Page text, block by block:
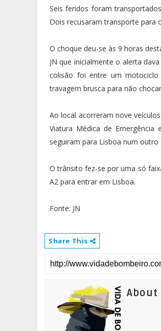
Seis feridos foram
Dois recusaram transporte para
O choque deu-se às 9 horas
JN que inicialmente o alerta
colisão foi entre um
travagem brusca para não
Ao local acorreram nove
Viatura Médica de
seguiram para Lisboa num outro
O trânsito fez-se por uma só
A2 para entrar em Lisboa.
Fonte: JN
Share This
About